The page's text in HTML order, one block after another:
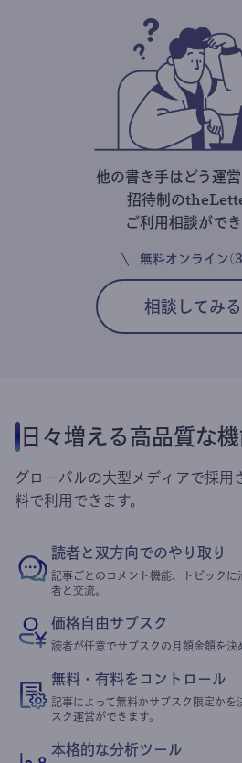
他の書き手はどう運
招待制の
ご利用相談ができ
無料オンライン
相談してみる
日々増える高品質な
グローバルの大型メディアで採用
料で利用できます。
読者と双方向でのやり取り
記事ごとのコメント機能、トピック
者と交流。
価格自由サブスク
読者が任意でサブスクの月額金額を決
無料・有料をコントロール
記事によって無料かサブスク限定かを
スク運営ができます。
本格的な分析ツール